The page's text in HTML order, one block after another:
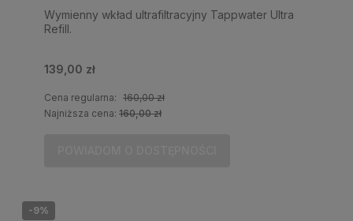
Wymienny wkład ultrafiltracyjny Tappwater Ultra
Refill.
139,00 zł
Cena regularna: 160,00 zł
Najniższa cena: 160,00 zł
-9%